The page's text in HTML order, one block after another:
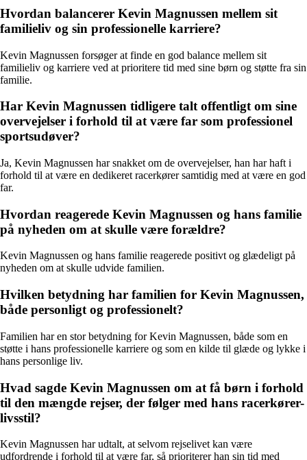
Hvordan balancerer Kevin Magnussen mellem sit
familieliv og sin professionelle karriere?
Kevin Magnussen forsøger at finde en god balance mellem sit
familieliv og karriere ved at prioritere tid med sine børn og støtte fra sin
familie.
Har Kevin Magnussen tidligere talt offentligt om sine
overvejelser i forhold til at være far som professionel
sportsudøver?
Ja, Kevin Magnussen har snakket om de overvejelser, han har haft i
forhold til at være en dedikeret racerkører samtidig med at være en god
far.
Hvordan reagerede Kevin Magnussen og hans familie
på nyheden om at skulle være forældre?
Kevin Magnussen og hans familie reagerede positivt og glædeligt på
nyheden om at skulle udvide familien.
Hvilken betydning har familien for Kevin Magnussen,
både personligt og professionelt?
Familien har en stor betydning for Kevin Magnussen, både som en
støtte i hans professionelle karriere og som en kilde til glæde og lykke i
hans personlige liv.
Hvad sagde Kevin Magnussen om at få børn i forhold
til den mængde rejser, der følger med hans racerkører-
livsstil?
Kevin Magnussen har udtalt, at selvom rejselivet kan være
udfordrende i forhold til at være far, så prioriterer han sin tid med